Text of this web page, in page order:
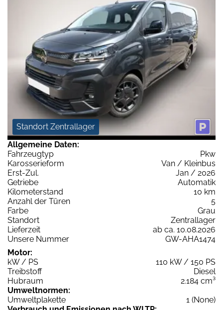
Standort Zentrallager
Allgemeine Daten:
Fahrzeugtyp
Pkw
Karosserieform
Van / Kleinbus
Erst-Zul.
Jan / 2026
Getriebe
Automatik
Kilometerstand
10 km
Anzahl der Türen
5
Farbe
Grau
Standort
Zentrallager
Lieferzeit
ab ca. 10.08.2026
Unsere Nummer
GW-AHA1474
Motor:
kW / PS
110 kW / 150 PS
Treibstoff
Diesel
Hubraum
2.184 cm³
Umweltnormen:
Umweltplakette
1 (None)